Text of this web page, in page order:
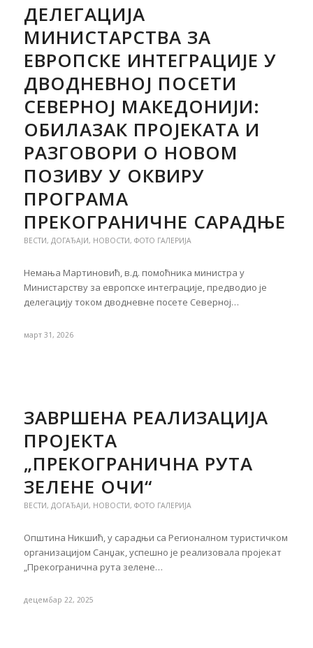
ДЕЛЕГАЦИЈА
МИНИСТАРСТВА ЗА
ЕВРОПСКЕ ИНТЕГРАЦИЈЕ У
ДВОДНЕВНОЈ ПОСЕТИ
СЕВЕРНОЈ МАКЕДОНИЈИ:
ОБИЛАЗАК ПРОЈЕКАТА И
РАЗГОВОРИ О НОВОМ
ПОЗИВУ У ОКВИРУ
ПРОГРАМА
ПРЕКОГРАНИЧНЕ САРАДЊЕ
ВЕСТИ, ДОГАЂАЈИ, НОВОСТИ, ФОТО ГАЛЕРИЈА
Немања Мартиновић, в.д. помоћника министра у
Министарству за европске интеграције, предводио је
делегацију током дводневне посете Северној…
март 31, 2026
ЗАВРШЕНА РЕАЛИЗАЦИЈА
ПРОЈЕКТА
„ПРЕКОГРАНИЧНА РУТА
ЗЕЛЕНЕ ОЧИ“
ВЕСТИ, ДОГАЂАЈИ, НОВОСТИ, ФОТО ГАЛЕРИЈА
Општина Никшић, у сарадњи са Регионалном туристичком
организацијом Санџак, успешно је реализовала пројекат
„Прекогранична рута зелене…
децембар 22, 2025